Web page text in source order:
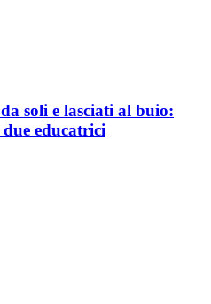
soli e lasciati al buio:
educatrici